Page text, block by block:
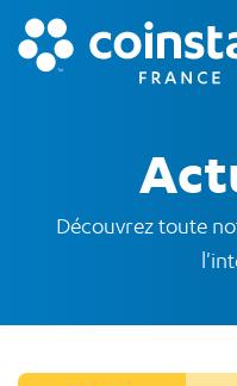
Découvrez toute